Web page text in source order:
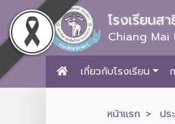
โรงเรียนส
Chiang Mai
เกี่ยวกับโรงเรียน
หน้าแรก ปร